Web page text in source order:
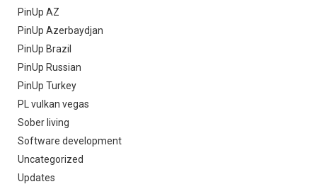
PinUp AZ
PinUp Azerbaydjan
PinUp Brazil
PinUp Russian
PinUp Turkey
PL vulkan vegas
Sober living
Software development
Uncategorized
Updates